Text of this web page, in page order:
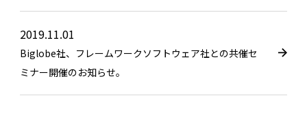
2019.11.01
Biglobe社、フレームワークソフトウェア社との共催セ
ミナー開催のお知らせ。